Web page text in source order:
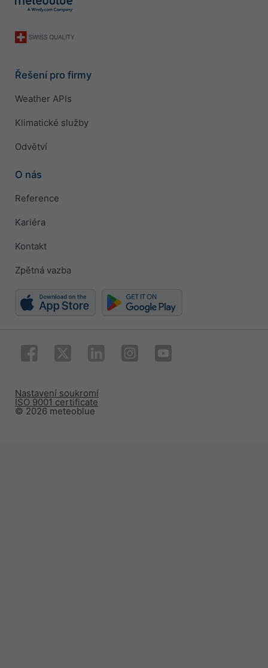
Řešení pro firmy
Weather APIs
Klimatické služby
Odvětví
O nás
Reference
Kariéra
Kontakt
Zpětná vazba
© 2026 meteoblue
ISO 9001 certificate
Nastavení soukromí